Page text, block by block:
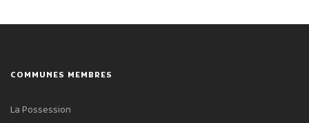
COMMUNES MEMBRES
La Possession